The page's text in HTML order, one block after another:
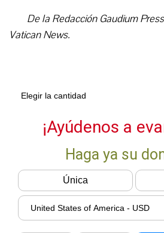
De la Redacción Gaudium
Vatican News.